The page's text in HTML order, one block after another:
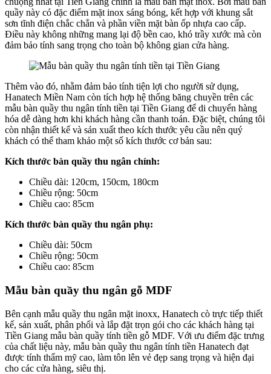
quầy này có đặc điểm mặt inox sáng bóng, kết hợp với khung sắt
sơn tĩnh điện chắc chắn và phần viền mặt bàn ốp nhựa cao cấp.
Điều này không những mang lại độ bền cao, khó trầy xước mà còn
đảm bảo tính sang trọng cho toàn bộ không gian cửa hàng.
Thêm vào đó, nhằm đảm bảo tính tiện lợi cho người sử dụng,
Hanatech Miền Nam còn tích hợp hệ thống băng chuyền trên các
mẫu bàn quầy thu ngân tính tiền tại Tiền Giang để di chuyển hàng
hóa dễ dàng hơn khi khách hàng cần thanh toán. Đặc biệt, chúng tôi
còn nhận thiết kế và sản xuất theo kích thước yêu cầu nên quý
khách có thể tham khảo một số kích thước cơ bản sau:
Kích thước bàn quầy thu ngân chính:
Chiều dài: 120cm, 150cm, 180cm
Chiều rộng: 50cm
Chiều cao: 85cm
Kích thước bàn quầy thu ngân phụ:
Chiều dài: 50cm
Chiều rộng: 50cm
Chiều cao: 85cm
Mẫu bàn quầy thu ngân gỗ MDF
Bên cạnh mẫu quầy thu ngân mặt inoxx, Hanatech cò trực tiếp thiết
kế, sản xuất, phân phối và lắp đặt trọn gói cho các khách hàng tại
Tiền Giang mẫu bàn quầy tính tiền gỗ MDF. Với ưu điểm đặc trưng
của chất liệu này, mẫu bàn quầy thu ngân tính tiền Hanatech đạt
được tính thẩm mỹ cao, làm tôn lên vẻ đẹp sang trọng và hiện đại
cho các cửa hàng, siêu thị.